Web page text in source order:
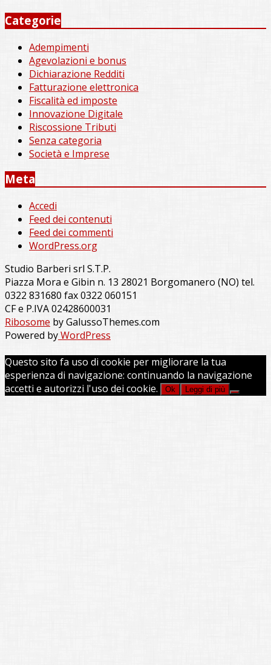
Categorie
Adempimenti
Agevolazioni e bonus
Dichiarazione Redditi
Fatturazione elettronica
Fiscalità ed imposte
Innovazione Digitale
Riscossione Tributi
Senza categoria
Società e Imprese
Meta
Accedi
Feed dei contenuti
Feed dei commenti
WordPress.org
Studio Barberi srl S.T.P.
Piazza Mora e Gibin n. 13 28021 Borgomanero (NO) tel.
0322 831680 fax 0322 060151
CF e P.IVA 02428600031
Ribosome by GalussoThemes.com
Powered byWordPress
Questo sito fa uso di cookie per migliorare la tua
esperienza di navigazione: continuando la navigazione
accetti e autorizzi l'uso dei cookie.
Ok Leggi di più